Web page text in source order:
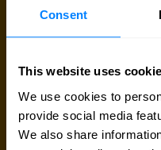
Consent
This website uses
We use cookies to
provide social media
We also share
Sind Sie auf der
individuellen
Frankfurt am Mainist